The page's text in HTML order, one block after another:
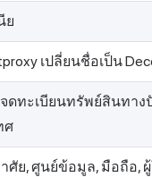
ย
เปลี่ยนชื่อเป็น
ดทะเบียนทรัพย์สินทาง
ศ
ศัย, ศูนย์ข้อมูล, มือถือ,